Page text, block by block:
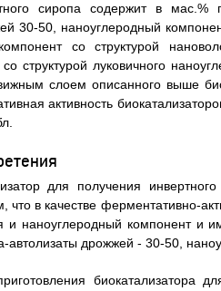
сиропа содержит в
30-50, наноуглеродный
со структурой
структурой луковичного
слоем описанного выше
активность
для получения
что в качестве ферментативно-
и наноуглеродный компонент и
автолизаты дрожжей - 30-50,
биокатализатора